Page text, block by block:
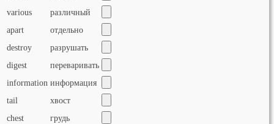
various
различный
apart
отдельно
destroy
разрушать
digest
переваривать
information информация
tail
хвост
chest
грудь